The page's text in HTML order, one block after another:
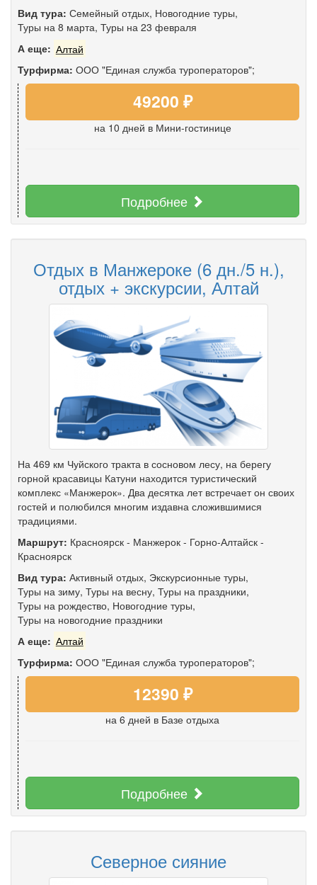
Вид тура: Семейный отдых, Новогодние туры,
Туры на 8 марта, Туры на 23 февраля
А еще: Алтай
Турфирма: ООО "Единая служба туроператоров";
49200 ₽
на 10 дней в Мини-гостинице
Подробнее
Отдых в Манжероке (6 дн./5 н.),
отдых + экскурсии, Алтай
На 469 км Чуйского тракта в сосновом лесу, на берегу
горной красавицы Катуни находится туристический
комплекс «Манжерок». Два десятка лет встречает он своих
гостей и полюбился многим издавна сложившимися
традициями.
Маршрут: Красноярск - Манжерок - Горно-Алтайск -
Красноярск
Вид тура: Активный отдых, Экскурсионные туры,
Туры на зиму, Туры на весну, Туры на праздники,
Туры на рождество, Новогодние туры,
Туры на новогодние праздники
А еще: Алтай
Турфирма: ООО "Единая служба туроператоров";
12390 ₽
на 6 дней в Базе отдыха
Подробнее
Северное сияние